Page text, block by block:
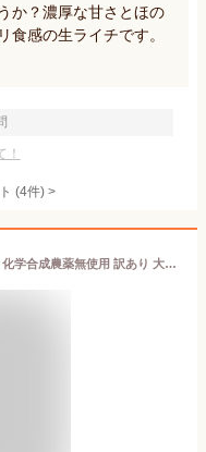
か？濃厚な甘さとほの
食感の生ライチです。
！
(4件) >
【冷凍梅】 南高梅 白加賀 無農薬 1kg 化学合成農薬無使用 訳あり 大小混合 黄熟 有機肥料 奈良県 生梅 冷凍梅 梅酒 梅干 梅シロップ 梅酢 梅ドリンク 梅ジュース 手作り 梅 産地直送 国産 シロップ ジャム 安心 安全 美容 健康 数量限定 送料無料(北海道・沖縄除く）